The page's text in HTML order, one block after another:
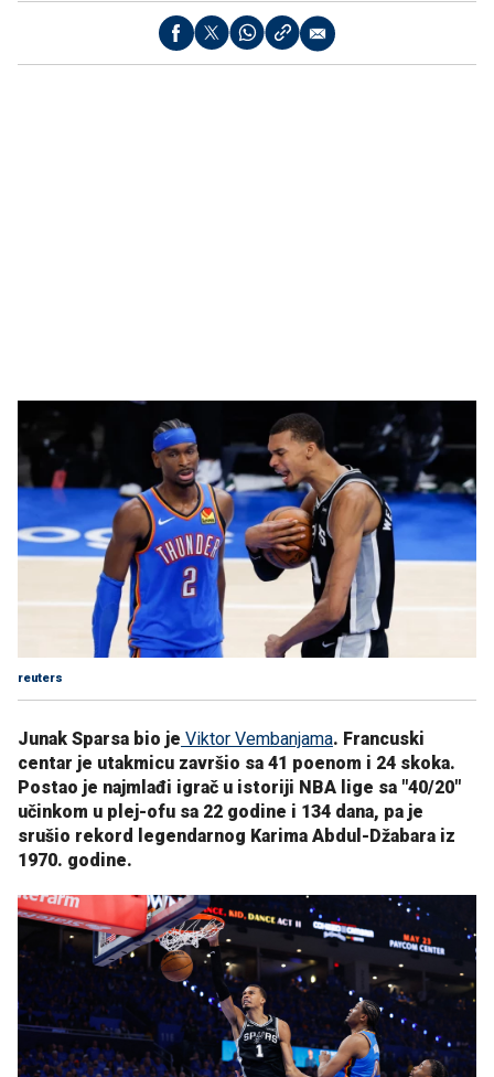
reuters
Junak Sparsa bio je Viktor Vembanjama. Francuski
centar je utakmicu završio sa 41 poenom i 24 skoka.
Postao je najmlađi igrač u istoriji NBA lige sa "40/20"
učinkom u plej-ofu sa 22 godine i 134 dana, pa je
srušio rekord legendarnog Karima Abdul-Džabara iz
1970. godine.